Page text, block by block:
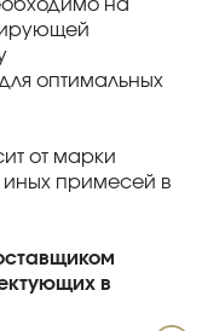
на
оптимальных
от марки
иных примесей в
в